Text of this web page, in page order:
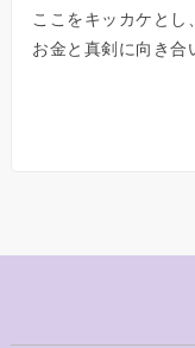
ここをキッカケとし、
お金と真剣に向き合